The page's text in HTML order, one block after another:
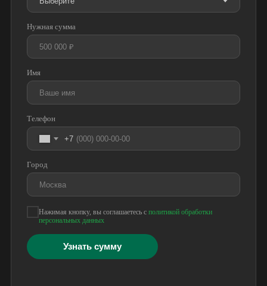
Нужная сумма
Имя
Телефон
+7
Город
Нажимая кнопку, вы соглашаетесь с политикой обработки
персональных данных
Узнать сумму